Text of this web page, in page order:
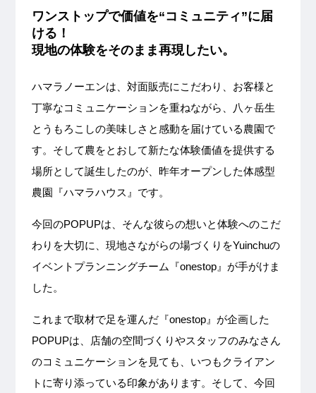
ワンストップで価値を“コミュニティ”に届
ける！
現地の体験をそのまま再現したい。
ハマラノーエンは、対面販売にこだわり、お客様と
丁寧なコミュニケーションを重ねながら、八ヶ岳生
とうもろこしの美味しさと感動を届けている農園で
す。そして農をとおして新たな体験価値を提供する
場所として誕生したのが、昨年オープンした体感型
農園『ハマラハウス』です。
今回のPOPUPは、そんな彼らの想いと体験へのこだ
わりを大切に、現地さながらの場づくりをYuinchuの
イベントプランニングチーム『onestop』が手がけま
した。
これまで取材で足を運んだ『onestop』が企画した
POPUPは、店舗の空間づくりやスタッフのみなさん
のコミュニケーションを見ても、いつもクライアン
トに寄り添っている印象があります。そして、今回